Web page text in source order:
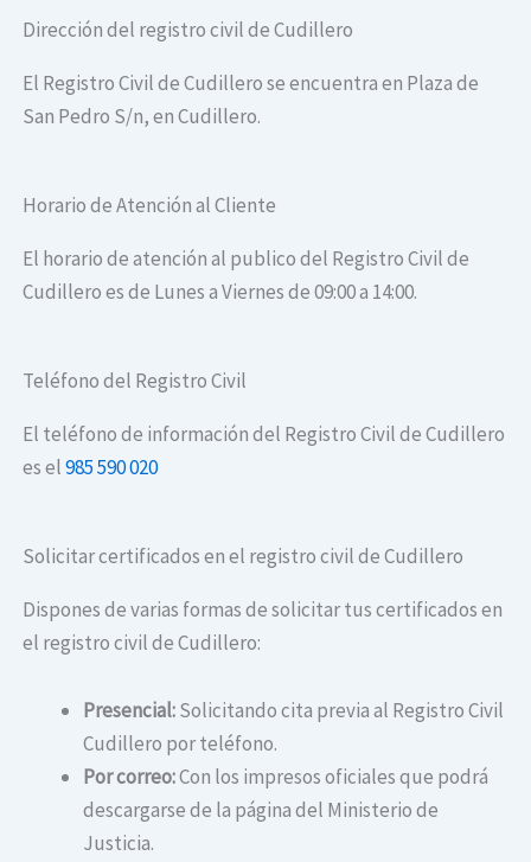
Dirección del registro civil de Cudillero
El Registro Civil de Cudillero se encuentra en Plaza de
San Pedro S/n, en Cudillero.
Horario de Atención al Cliente
El horario de atención al publico del Registro Civil de
Cudillero es de Lunes a Viernes de 09:00 a 14:00.
Teléfono del Registro Civil
El teléfono de información del Registro Civil de Cudillero
es el985 590 020
Solicitar certificados en el registro civil de Cudillero
Dispones de varias formas de solicitar tus certificados en
el registro civil de Cudillero:
Presencial:Solicitando cita previa al Registro Civil
Cudillero por teléfono.
Por correo:Con los impresos oficiales que podrá
descargarse de la página del Ministerio de
Justicia.